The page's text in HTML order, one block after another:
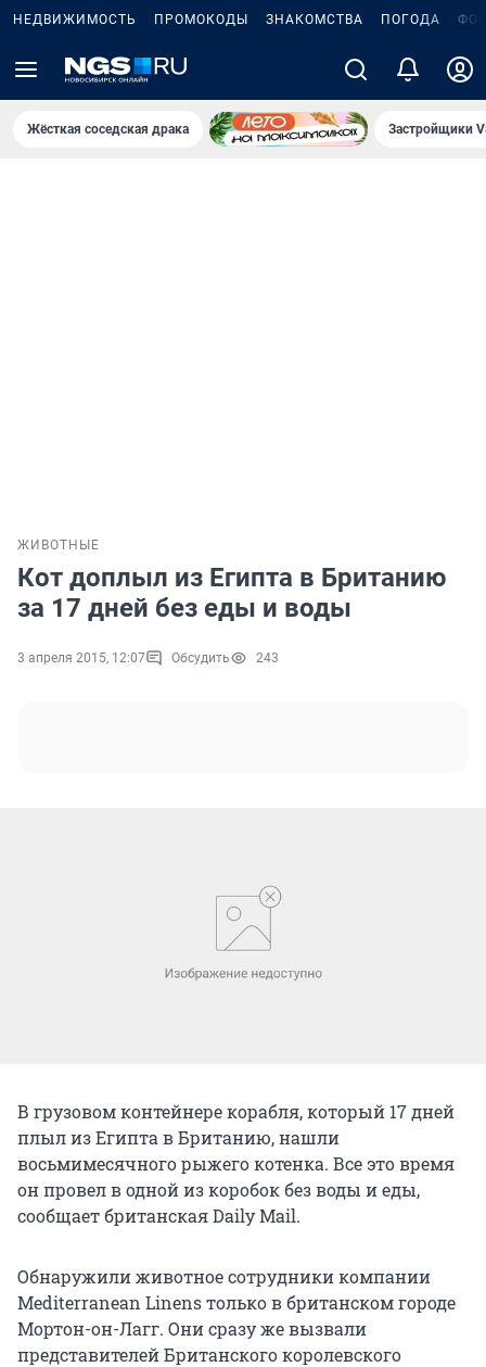
НЕДВИЖИМОСТЬ ПРОМОКОДЫ ЗНАКОМСТВА ПОГОДА
Жёсткая соседская драка Застройщики
ЖИВОТНЫЕ
Кот доплыл из Египта в Британию
за 17 дней без еды и воды
3 апреля 2015, 12:07 Обсудить 243
В грузовом контейнере корабля, который 17 дней
плыл из Египта в Британию, нашли
восьмимесячного рыжего котенка. Все это время
он провел в одной из коробок без воды и еды,
сообщает британская Daily Mail.
Обнаружили животное сотрудники компании
Mediterranean Linens только в британском городе
Мортон-он-Лагг. Они сразу же вызвали
представителей Британского королевского